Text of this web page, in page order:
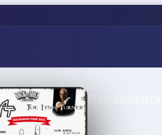
Ваучери Новини